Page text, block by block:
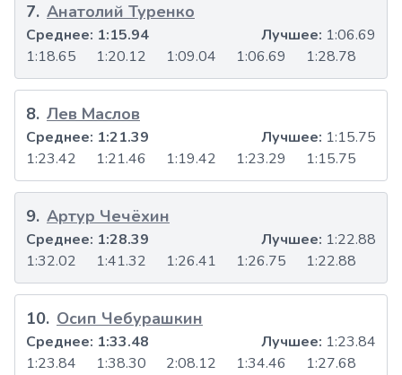
7. Анатолий Туренко
1:18.65 1:20.12 1:09.04 1:06.69 1:28.78
Среднее: 1:15.94 Лучшее: 1:06.69
8. Лев Маслов
1:23.42 1:21.46 1:19.42 1:23.29 1:15.75
Среднее: 1:21.39 Лучшее: 1:15.75
9. Артур Чечёхин
1:32.02 1:41.32 1:26.41 1:26.75 1:22.88
Среднее: 1:28.39 Лучшее: 1:22.88
10. Осип Чебурашкин
1:23.84 1:38.30 2:08.12 1:34.46 1:27.68
Среднее: 1:33.48 Лучшее: 1:23.84